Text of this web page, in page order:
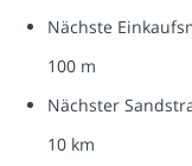
Nächste
100 m
Nächster
10 km